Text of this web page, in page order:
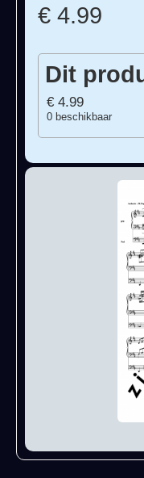
€ 4.99
Dit
€ 4.99
0 beschikbaar